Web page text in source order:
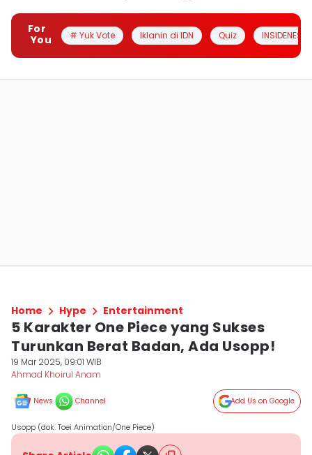
For
You
# Yuk Vote Iklanin di IDN Quiz INSIDENESIA
Home Hype Entertainment
5 Karakter One Piece yang Sukses
Turunkan Berat Badan, Ada Usopp!
19 Mar 2025, 09:01 WIB
Ahmad Khoirul Anam
News Channel Add Us on Google
Usopp (dok. Toei Animation/One Piece)